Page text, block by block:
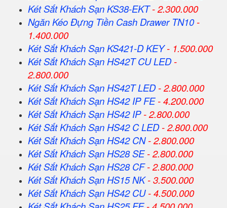
Két Sắt Khách Sạn KS38-EKT- 2.300.000
Ngăn Kéo Đựng Tiền Cash Drawer TN10-
1.400.000
Két Sắt Khách Sạn KS421-D KEY- 1.500.000
Két Sắt Khách Sạn HS42T CU LED-
2.800.000
Két Sắt Khách Sạn HS42T LED- 2.800.000
Két Sắt Khách Sạn HS42 IP FE- 4.200.000
Két Sắt Khách Sạn HS42 IP- 2.800.000
Két Sắt Khách Sạn HS42 C LED- 2.800.000
Két Sắt Khách Sạn HS42 CN- 2.800.000
Két Sắt Khách Sạn HS28 SE- 2.800.000
Két Sắt Khách Sạn HS28 CF- 2.800.000
Két Sắt Khách Sạn HS15 NK- 3.500.000
Két Sắt Khách Sạn HS42 CU- 4.500.000